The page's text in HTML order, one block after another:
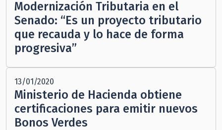
Modernización Tributaria en el
Senado: “Es un proyecto tributario
que recauda y lo hace de forma
progresiva”
13/01/2020
Ministerio de Hacienda obtiene
certificaciones para emitir nuevos
Bonos Verdes